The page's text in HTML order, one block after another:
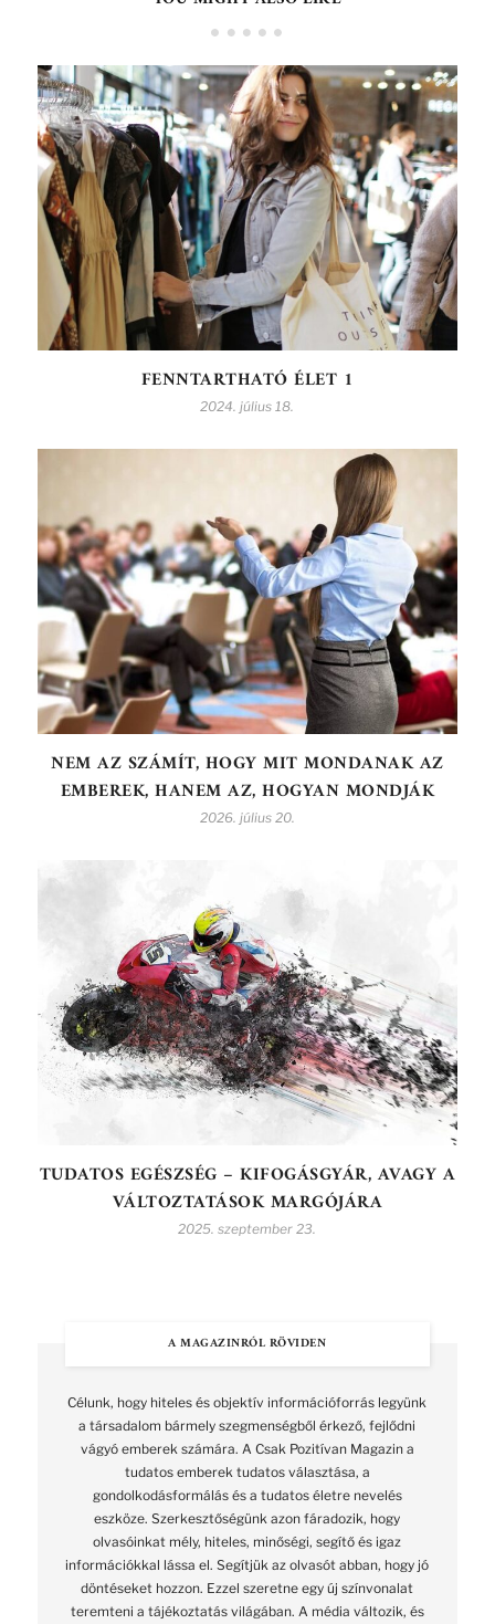
FENNTARTHATÓ ÉLET 1
2024. július 18.
NEM AZ SZÁMÍT, HOGY MIT MONDANAK AZ
EMBEREK, HANEM AZ, HOGYAN MONDJÁK
2026. július 20.
TUDATOS EGÉSZSÉG – KIFOGÁSGYÁR, AVAGY A
VÁLTOZTATÁSOK MARGÓJÁRA
2025. szeptember 23.
A MAGAZINRÓL RÖVIDEN
Célunk, hogy hiteles és objektív információforrás legyünk
a társadalom bármely szegmenségből érkező, fejlődni
vágyó emberek számára. A Csak Pozitívan Magazin a
tudatos emberek tudatos választása, a
gondolkodásformálás és a tudatos életre nevelés
eszköze. Szerkesztőségünk azon fáradozik, hogy
olvasóinkat mély, hiteles, minőségi, segítő és igaz
információkkal lássa el. Segítjük az olvasót abban, hogy jó
döntéseket hozzon. Ezzel szeretne egy új színvonalat
teremteni a tájékoztatás világában. A média változik, és